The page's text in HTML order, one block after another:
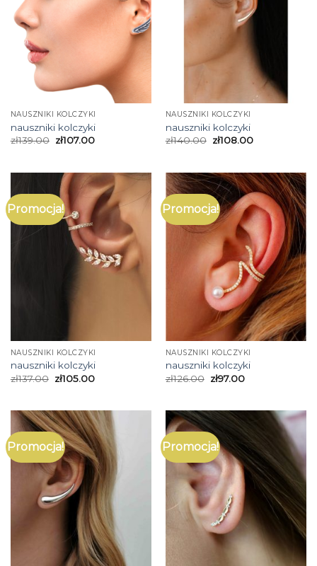
NAUSZNIKI KOLCZYKI
nauszniki kolczyki
zł139.00 zł107.00
NAUSZNIKI KOLCZYKI
nauszniki kolczyki
zł140.00 zł108.00
Promocja!
NAUSZNIKI KOLCZYKI
nauszniki kolczyki
zł137.00 zł105.00
Promocja!
NAUSZNIKI KOLCZYKI
nauszniki kolczyki
zł126.00 zł97.00
Promocja! Promocja!